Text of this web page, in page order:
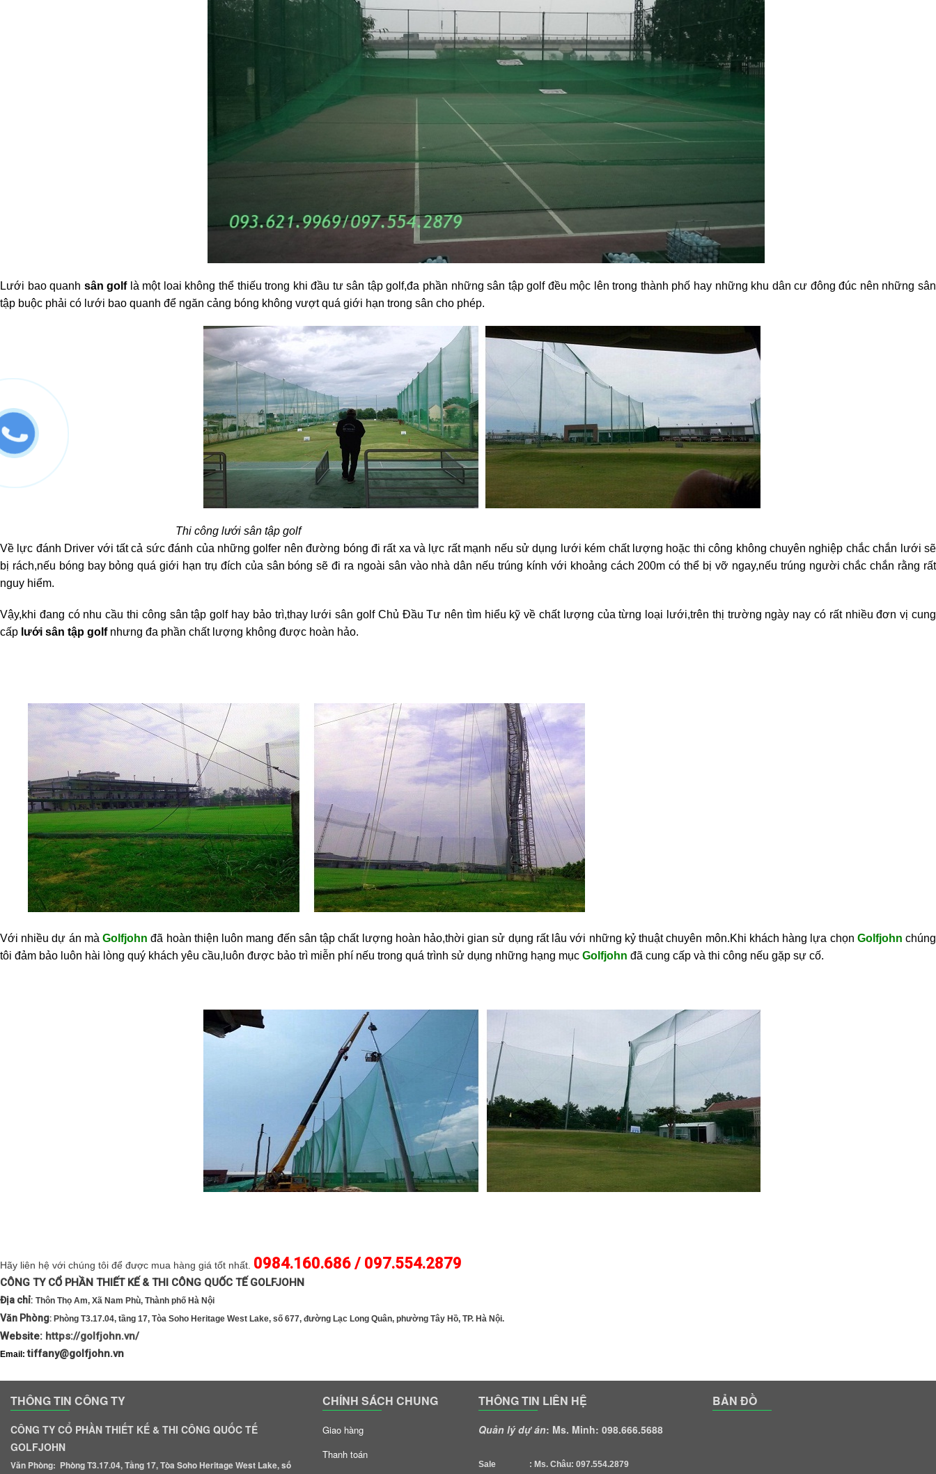
Lưới bao quanh sân golflà một loai không thể thiếu trong khi đầu tư sân tập golf,đa phần những sân tập golf đều mộc lên trong thành phố hay những khu dân cư đông đúc nên những sân
tập buộc phải có lưới bao quanh để ngăn cảng bóng không vượt quá giới hạn trong sân cho phép.
Thi công lưới sân tập golf
Về lực đánh Driver với tất cả sức đánh của những golfer nên đường bóng đi rất xa và lực rất mạnh nếu sử dụng lưới kém chất lượng hoặc thi công không chuyên nghiệp chắc chắn lưới sẽ
bị rách,nếu bóng bay bỏng quá giới hạn trụ đích của sân bóng sẽ đi ra ngoài sân vào nhà dân nếu trúng kính với khoảng cách 200m có thể bị vỡ ngay,nếu trúng người chắc chắn rằng rất
nguy hiểm.
Vậy,khi đang có nhu cầu thi công sân tập golf hay bảo trì,thay lưới sân golf Chủ Đầu Tư nên tìm hiểu kỹ về chất lượng của từng loại lưới,trên thị trường ngày nay có rất nhiều đơn vị cung
cấp lưới sân tập golfnhưng đa phần chất lượng không được hoàn hảo.
Với nhiều dự án màGolfjohn đã hoàn thiện luôn mang đến sân tập chất lượng hoàn hảo,thời gian sử dụng rất lâu với những kỷ thuật chuyên môn.Khi khách hàng lựa chọn Golfjohn chúng
tôi đảm bảo luôn hài lòng quý khách yêu cầu,luôn được bảo trì miễn phí nếu trong quá trình sử dụng những hạng mục Golfjohn đã cung cấp và thi công nếu gặp sự cố.
Hãy liên hệ với chúng tôi để được mua hàng giá tốt nhất. 0984.160.686 / 097.554.2879
CÔNG TY CỔ PHẦN THIẾT KẾ & THI CÔNG QUỐC TẾ GOLFJOHN
Địa chỉ: Thôn Thọ Am, Xã Nam Phù, Thành phố Hà Nội
Văn Phòng: Phòng T3.17.04, tầng 17, Tòa Soho Heritage West Lake, số 677, đường Lạc Long Quân, phường Tây Hồ, TP. Hà Nội.
Website: https://golfjohn.vn/
Email:tiffany@golfjohn.vn
THÔNG TIN CÔNG TY
CÔNG TY CỔ PHẦN THIẾT KẾ & THI CÔNG QUỐC TẾ
GOLFJOHN
Văn Phòng: Phòng T3.17.04, Tầng 17, Tòa Soho Heritage West Lake, số
CHÍNH SÁCH CHUNG
Giao hàng
Thanh toán
THÔNG TIN LIÊN HỆ
Quản lý dự án: Ms. Minh: 098.666.5688
Sale : Ms. Châu: 097.554.2879
BẢN ĐỒ